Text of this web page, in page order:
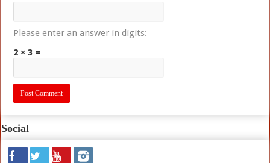
Please enter an answer in digits:
2 × 3 =
Social